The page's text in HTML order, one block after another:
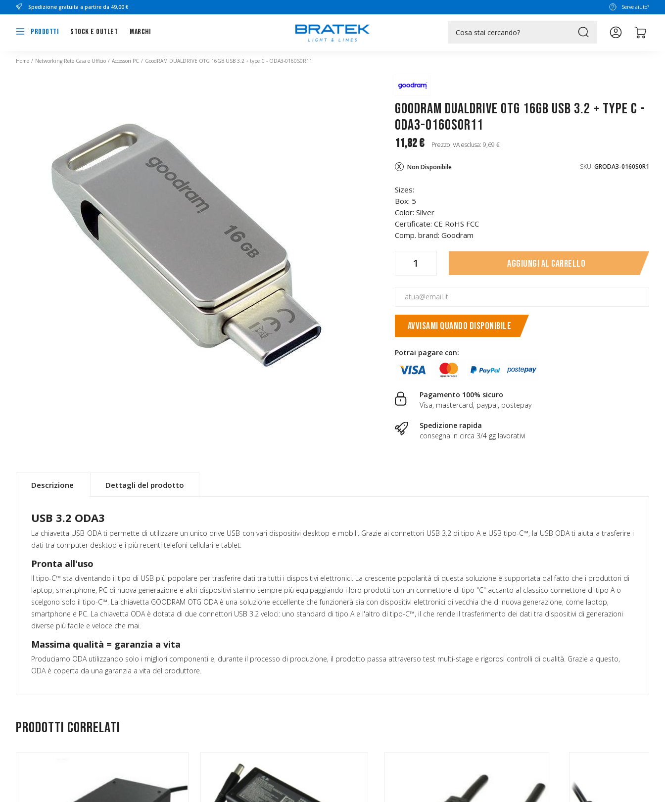
Spedizione gratuita a partire da 49,00 € Serve aiuto?
Prodotti Stock e outlet Marchi search
Home Networking Rete Casa e Ufficio Accessori PC GoodRAM DUALDRIVE OTG 16GB USB 3.2 + type C - ODA3-0160S0R11
GoodRAM DUALDRIVE OTG 16GB USB 3.2 + type C -
ODA3-0160S0R11
11,82 € Prezzo IVA esclusa: 9,69 €
Non Disponibile SKU: GRODA3-0160S0R1
Sizes:
Box: 5
Color: Silver
Certificate: CE RoHS FCC
Comp. brand: Goodram
Aggiungi al carrello
AVVISAMI QUANDO DISPONIBILE
Potrai pagare con:
Pagamento 100% sicuro
Visa, mastercard, paypal, postepay
Spedizione rapida
consegna in circa 3/4 gg lavorativi
Descrizione Dettagli del prodotto
USB 3.2 ODA3
La chiavetta USB ODA ti permette di utilizzare un unico drive USB con vari dispositivi desktop e mobili. Grazie ai connettori USB 3.2 di tipo A e USB tipo-C™, la USB ODA ti aiuta a trasferire i
dati tra computer desktop e i più recenti telefoni cellulari e tablet.
Pronta all'uso
Il tipo-C™ sta diventando il tipo di USB più popolare per trasferire dati tra tutti i dispositivi elettronici. La crescente popolarità di questa soluzione è supportata dal fatto che i produttori di
laptop, smartphone, PC di nuova generazione e altri dispositivi stanno sempre più equipaggiando i loro prodotti con un connettore di tipo "C" accanto al classico connettore di tipo A o
scelgono solo il tipo-C™. La chiavetta GOODRAM OTG ODA è una soluzione eccellente che funzionerà sia con dispositivi elettronici di vecchia che di nuova generazione, come laptop,
smartphone e PC. La chiavetta ODA è dotata di due connettori USB 3.2 veloci: uno standard di tipo A e l'altro di tipo-C™, il che rende il trasferimento dei dati tra dispositivi di generazioni
diverse più facile e veloce che mai.
Massima qualità = garanzia a vita
Produciamo ODA utilizzando solo i migliori componenti e, durante il processo di produzione, il prodotto passa attraverso test multi-stage e rigorosi controlli di qualità. Grazie a questo,
ODA è coperta da una garanzia a vita del produttore.
Prodotti correlati